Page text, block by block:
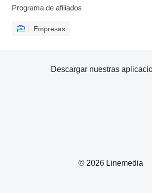
Programa de afiliados
Empresas
© 2026 Linemedia
Descargar nuestras